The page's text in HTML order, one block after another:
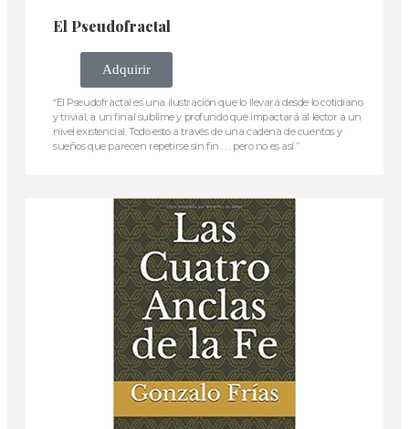
El Pseudofractal
Adquirir
“El Pseudofractal es una ilustración que lo llevará desde lo cotidiano
y trivial, a un final sublime y profundo que impactará al lector a un
nivel existencial. Todo esto a través de una cadena de cuentos y
sueños que parecen repetirse sin fin . . . pero no es así.”